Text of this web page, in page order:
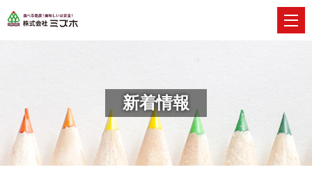
新着情報